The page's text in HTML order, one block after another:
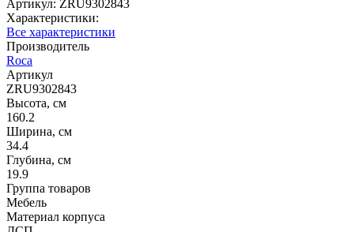
Артикул: ZRU9302843
Характеристики:
Все характеристики
Производитель
Roca
Артикул
ZRU9302843
Высота, см
160.2
Ширина, см
34.4
Глубина, см
19.9
Группа товаров
Мебель
Материал корпуса